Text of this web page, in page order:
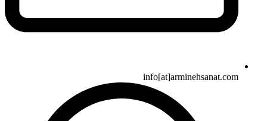
info[at]arminehsanat.com